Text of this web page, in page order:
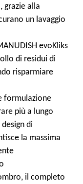
grazie alla
un lavaggio
evoKliks
di residui di
risparmiare
formulazione
più a lungo
di
la massima
il completo